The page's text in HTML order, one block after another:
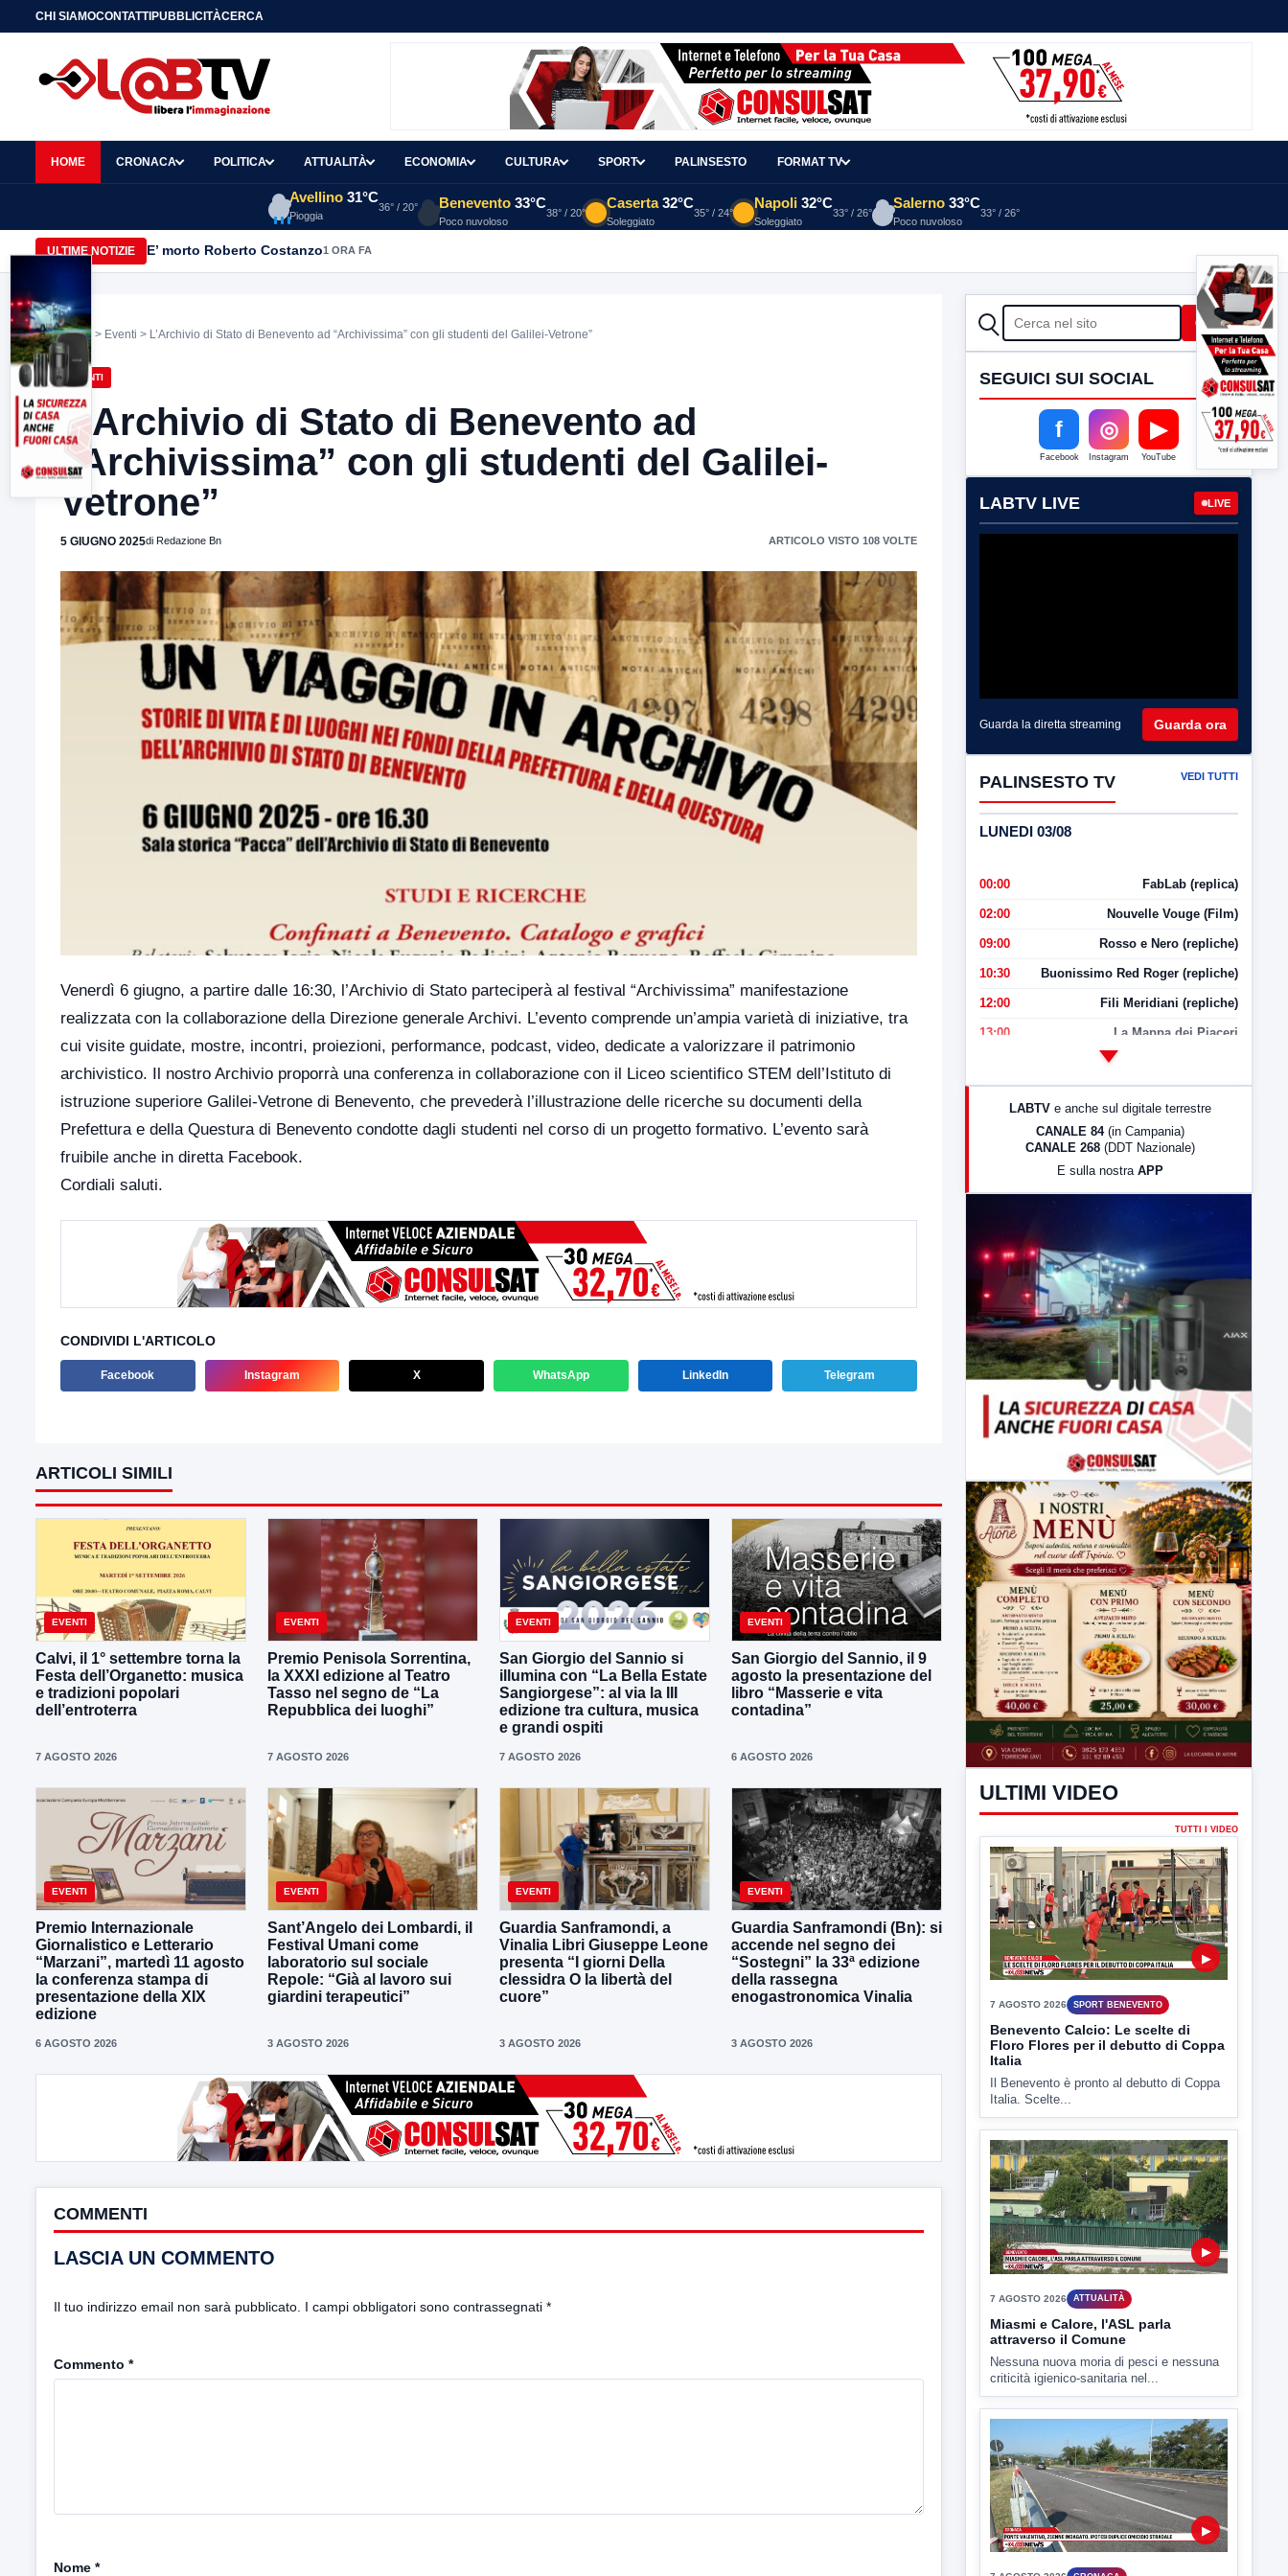
CHI SIAMOCONTATTIPUBBLICITÀCERCA
HOME CRONACA POLITICA ATTUALITÀ ECONOMIA CULTURA SPORT PALINSESTO FORMAT TV
Avellino 31°C
Pioggia
36° / 20° Benevento 33°C
Poco nuvoloso
38° / 20°
Caserta 32°C
Soleggiato
35° / 24°
Napoli 32°C
Soleggiato
33° / 26°
Salerno 33°C
Poco nuvoloso
33° / 26°
ULTIME NOTIZIE E’ morto Roberto Costanzo1 ORA FA
Home > Eventi > L’Archivio di Stato di Benevento ad “Archivissima” con gli studenti del Galilei-Vetrone”
EVENTI
L’Archivio di Stato di Benevento ad
“Archivissima” con gli studenti del Galilei-
Vetrone”
5 GIUGNO 2025di Redazione Bn ARTICOLO VISTO 108 VOLTE
Venerdì 6 giugno, a partire dalle 16:30, l’Archivio di Stato parteciperà al festival “Archivissima” manifestazione
realizzata con la collaborazione della Direzione generale Archivi. L’evento comprende un’ampia varietà di iniziative, tra
cui visite guidate, mostre, incontri, proiezioni, performance, podcast, video, dedicate a valorizzare il patrimonio
archivistico. Il nostro Archivio proporrà una conferenza in collaborazione con il Liceo scientifico STEM dell’Istituto di
istruzione superiore Galilei-Vetrone di Benevento, che prevederà l’illustrazione delle ricerche su documenti della
Prefettura e della Questura di Benevento condotte dagli studenti nel corso di un progetto formativo. L’evento sarà
fruibile anche in diretta Facebook.
Cordiali saluti.
CONDIVIDI L'ARTICOLO
Facebook Instagram X WhatsApp LinkedIn Telegram
ARTICOLI SIMILI
EVENTI
Calvi, il 1° settembre torna la
Festa dell’Organetto: musica
e tradizioni popolari
dell’entroterra
7 AGOSTO 2026
EVENTI
Premio Penisola Sorrentina,
la XXXI edizione al Teatro
Tasso nel segno de “La
Repubblica dei luoghi”
7 AGOSTO 2026
EVENTI
San Giorgio del Sannio si
illumina con “La Bella Estate
Sangiorgese”: al via la III
edizione tra cultura, musica
e grandi ospiti
7 AGOSTO 2026
EVENTI
San Giorgio del Sannio, il 9
agosto la presentazione del
libro “Masserie e vita
contadina”
6 AGOSTO 2026
EVENTI
Premio Internazionale
Giornalistico e Letterario
“Marzani”, martedì 11 agosto
la conferenza stampa di
presentazione della XIX
edizione
6 AGOSTO 2026
EVENTI
Sant’Angelo dei Lombardi, il
Festival Umani come
laboratorio sul sociale
Repole: “Già al lavoro sui
giardini terapeutici”
3 AGOSTO 2026
EVENTI
Guardia Sanframondi, a
Vinalia Libri Giuseppe Leone
presenta “I giorni Della
clessidra O la libertà del
cuore”
3 AGOSTO 2026
EVENTI
Guardia Sanframondi (Bn): si
accende nel segno dei
“Sostegni” la 33ª edizione
della rassegna
enogastronomica Vinalia
3 AGOSTO 2026
COMMENTI
LASCIA UN COMMENTO
Il tuo indirizzo email non sarà pubblicato. I campi obbligatori sono contrassegnati *
Commento *
Nome *
CERCA Cerca
SEGUICI SUI SOCIAL
f
Facebook
◎
Instagram
▶
YouTube
LABTV LIVE LIVE
Guarda la diretta streaming Guarda ora
PALINSESTO TV VEDI TUTTI
LUNEDI 03/08
00:00 FabLab (replica)
02:00 Nouvelle Vouge (Film)
09:00 Rosso e Nero (repliche)
10:30 Buonissimo Red Roger (repliche)
12:00 Fili Meridiani (repliche)
13:00 La Mappa dei Piaceri
LabNews (Diretta)
LABTV e anche sul digitale terrestre
CANALE 84 (in Campania)
CANALE 268 (DDT Nazionale)
E sulla nostra APP
ULTIMI VIDEO
TUTTI I VIDEO
7 AGOSTO 2026 SPORT BENEVENTO
Benevento Calcio: Le scelte di
Floro Flores per il debutto di Coppa
Italia
Il Benevento è pronto al debutto di Coppa
Italia. Scelte...
▶
7 AGOSTO 2026 ATTUALITÀ
Miasmi e Calore, l'ASL parla
attraverso il Comune
Nessuna nuova moria di pesci e nessuna
criticità igienico-sanitaria nel...